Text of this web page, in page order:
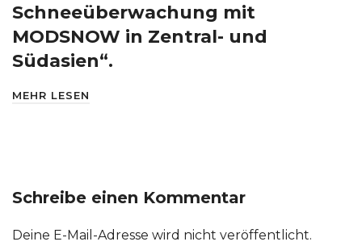
Schneeüberwachung mit
MODSNOW in Zentral- und
Südasien“.
MEHR LESEN
Schreibe einen Kommentar
Deine E-Mail-Adresse wird nicht veröffentlicht.